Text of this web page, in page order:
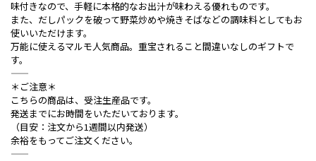
味付きなので、手軽に本格的なお出汁が味わえる優れものです。
また、だしパックを破って野菜炒めや焼きそばなどの調味料としてもお
使いいただけます。
万能に使えるマルモ人気商品。重宝されること間違いなしのギフトで
す。
――――――――――――――――――――――――――――――――
＊ご注意＊
こちらの商品は、受注生産品です。
発送までにお時間をいただいております。
（目安：注文から1週間以内発送）
余裕をもってご注文ください。
――――――――――――――――――――――――――――――――